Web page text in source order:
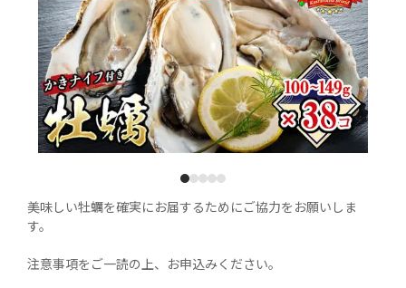
1 2 3 4 5
美味しい牡蠣を確実にお届するためにご協力をお願いしま
す。
注意事項をご一読の上、お申込みください。